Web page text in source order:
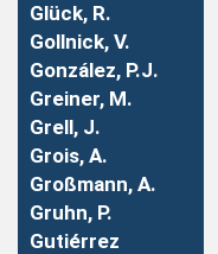
Glück, R.
Gollnick, V.
González, P.J.
Greiner, M.
Grell, J.
Grois, A.
Großmann, A.
Gruhn, P.
Gutiérrez